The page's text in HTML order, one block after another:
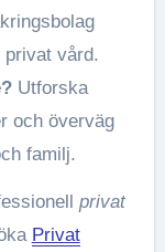
privat vård.
Utforska
och överväg
familj.
privat
Privat